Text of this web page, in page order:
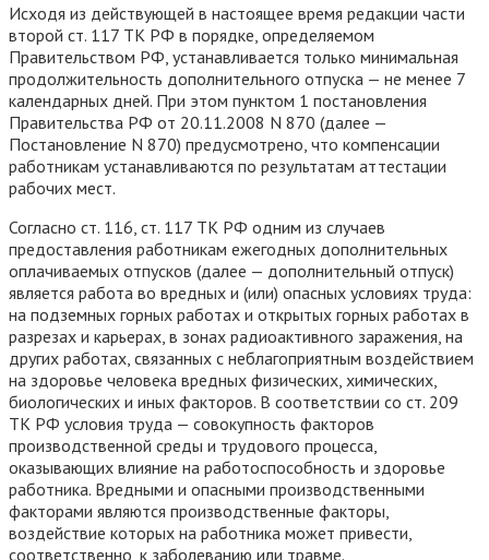
Исходя из действующей в настоящее время редакции части
второй ст. 117 ТК РФ в порядке, определяемом
Правительством РФ, устанавливается только минимальная
продолжительность дополнительного отпуска — не менее 7
календарных дней. При этом пунктом 1 постановления
Правительства РФ от 20.11.2008 N 870 (далее —
Постановление N 870) предусмотрено, что компенсации
работникам устанавливаются по результатам аттестации
рабочих мест.
Согласно ст. 116, ст. 117 ТК РФ одним из случаев
предоставления работникам ежегодных дополнительных
оплачиваемых отпусков (далее — дополнительный отпуск)
является работа во вредных и (или) опасных условиях труда:
на подземных горных работах и открытых горных работах в
разрезах и карьерах, в зонах радиоактивного заражения, на
других работах, связанных с неблагоприятным воздействием
на здоровье человека вредных физических, химических,
биологических и иных факторов. В соответствии со ст. 209
ТК РФ условия труда — совокупность факторов
производственной среды и трудового процесса,
оказывающих влияние на работоспособность и здоровье
работника. Вредными и опасными производственными
факторами являются производственные факторы,
воздействие которых на работника может привести,
соответственно, к заболеванию или травме.